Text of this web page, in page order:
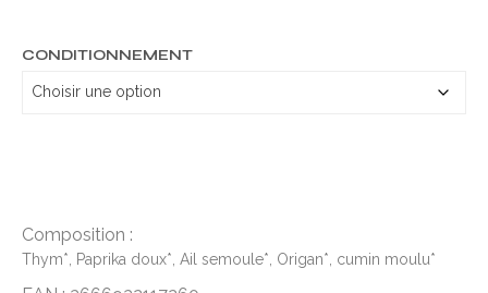
CONDITIONNEMENT
Composition :
Thym*, Paprika doux*, Ail semoule*, Origan*, cumin moulu*